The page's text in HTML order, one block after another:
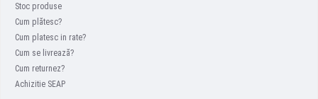
Stoc produse
Cum plătesc?
Cum platesc in rate?
Cum se livrează?
Cum returnez?
Achizitie SEAP